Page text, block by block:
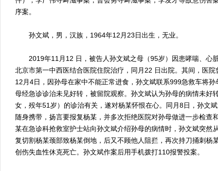
序案。
孙文斌，男，汉族，1964年12月23日出生，无业。
2019年11月12 日，被告人孙文斌之母（95岁）因患哮喘、心
北京市第一中西医结合医院住院治疗，同月22 日出院。其间，医
12月4日，因孙母在家中不能正常进食，孙文斌联系999急救车将
母经急诊诊治未见好转，被留院观察。孙文斌认为孙母的病情未好
女，殁年51岁）的诊治有关，遂对杨某怀恨在心。同月8日，孙文
随身携带，扬言要报复杨某，并多次拒绝医院对孙母做进一步检查
某在急诊科抢救室护士站向孙文斌介绍孙母的病情时，孙文斌突然
复切割杨某颈部致杨某倒地，后又不顾他人阻拦，再次持刀捅刺杨
创伤失血性休克死亡。孙文斌作案后用手机拨打110报警投案。